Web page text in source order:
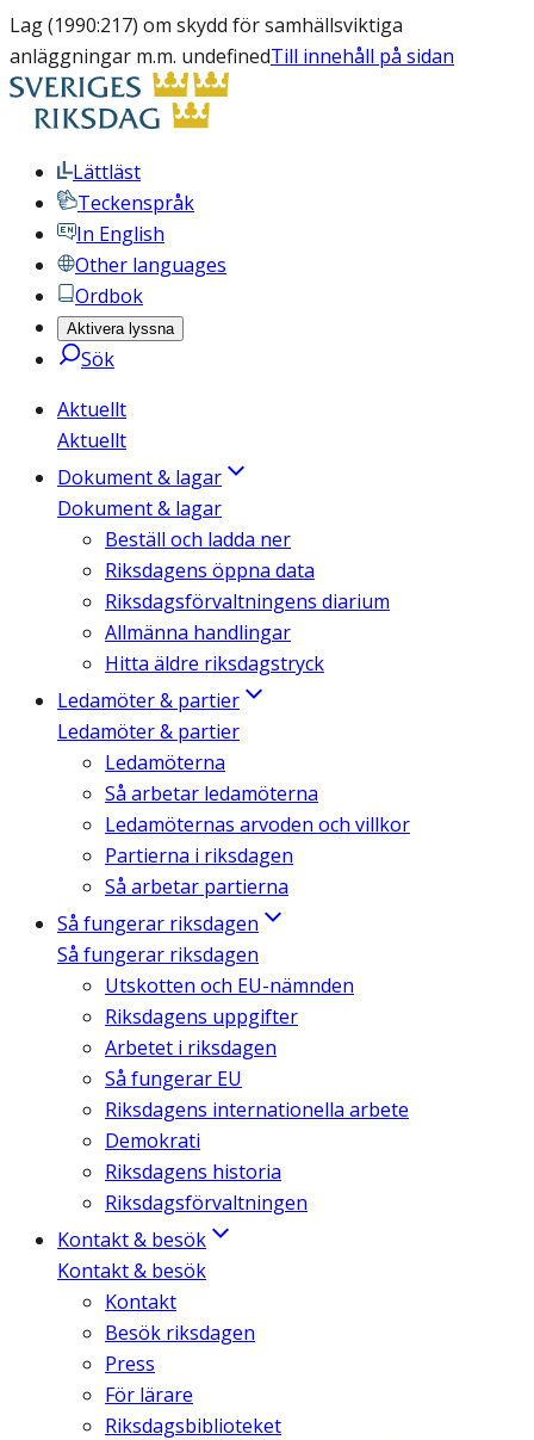
Lag (1990:217) om skydd för samhällsviktiga
anläggningar m.m. undefinedTill innehåll på sidan
Lättläst
Teckenspråk
In English
Other languages
Ordbok
Aktivera lyssna
Sök
Aktuellt
Aktuellt
Dokument & lagar
Dokument & lagar
Beställ och ladda ner
Riksdagens öppna data
Riksdagsförvaltningens diarium
Allmänna handlingar
Hitta äldre riksdagstryck
Ledamöter & partier
Ledamöter & partier
Ledamöterna
Så arbetar ledamöterna
Ledamöternas arvoden och villkor
Partierna i riksdagen
Så arbetar partierna
Så fungerar riksdagen
Så fungerar riksdagen
Utskotten och EU-nämnden
Riksdagens uppgifter
Arbetet i riksdagen
Så fungerar EU
Riksdagens internationella arbete
Demokrati
Riksdagens historia
Riksdagsförvaltningen
Kontakt & besök
Kontakt & besök
Kontakt
Besök riksdagen
Press
För lärare
Riksdagsbiblioteket